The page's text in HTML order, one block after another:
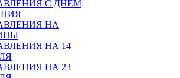
С ДНЕМ
НА
НА 14
НА 23